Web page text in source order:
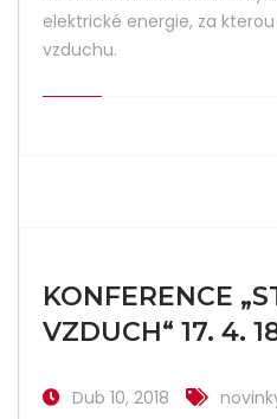
elektrické energie, za
vzduchu.
KONFERENCE
VZDUCH“ 17. 4.
Dub 10, 2018